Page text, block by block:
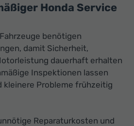
Honda Service
benötigen
damit Sicherheit,
dauerhaft erhalten
Inspektionen lassen
kleinere Probleme frühzeitig
Reparaturkosten und